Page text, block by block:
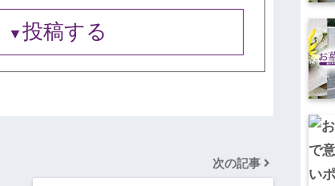
投稿する
次の記事